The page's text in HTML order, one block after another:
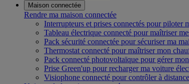
Maison connectée
Rendre ma maison connectée
Interrupteurs et prises connectés pour piloter
Tableau électrique connecté pour maîtriser
Pack sécurité connectée pour sécuriser ma
Thermostat connecté pour maîtriser mon
Pack connecté photovoltaïque pour gérer
Prise Green'up pour recharger ma voiture
Visiophone connecté pour contrôler à